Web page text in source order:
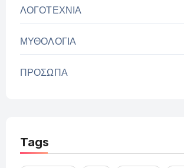
ΛΟΓΟΤΕΧΝΙΑ
ΜΥΘΟΛΟΓΙΑ
ΠΡΟΣΩΠΑ
Tags